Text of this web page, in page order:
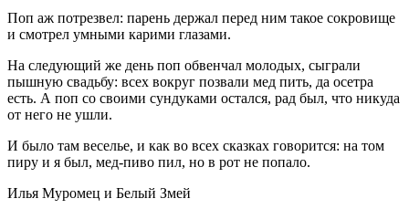
Поп аж потрезвел: парень держал перед ним такое сокровище
и смотрел умными карими глазами.
На следующий же день поп обвенчал молодых, сыграли
пышную свадьбу: всех вокруг позвали мед пить, да осетра
есть. А поп со своими сундуками остался, рад был, что никуда
от него не ушли.
И было там веселье, и как во всех сказках говорится: на том
пиру и я был, мед-пиво пил, но в рот не попало.
Илья Муромец и Белый Змей